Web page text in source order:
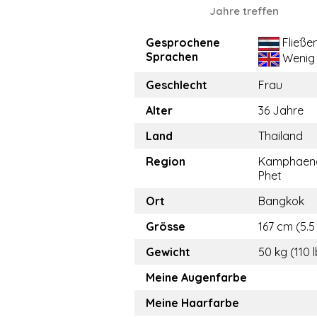
Jahre treffen
Gesprochene
Sprachen
Wenig
Geschlecht
Frau
Alter
36 Jahre
Land
Thailand
Region
Phet
Ort
Bangkok
Grösse
167 cm
Gewicht
50 kg (110
Meine Augenfarbe
Meine Haarfarbe